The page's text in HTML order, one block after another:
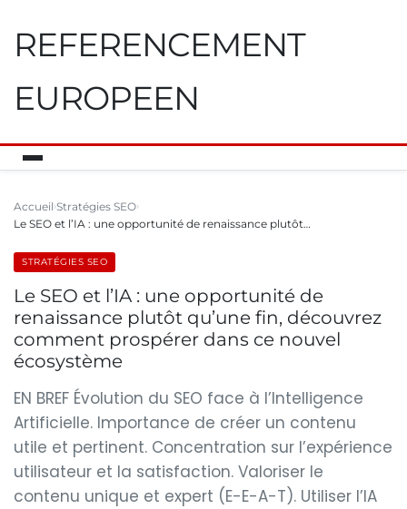
REFERENCEMENT
EUROPEEN
Accueil Stratégies SEO
Le SEO et l’IA : une opportunité de renaissance plutôt…
STRATÉGIES SEO
Le SEO et l’IA : une opportunité de
renaissance plutôt qu’une fin, découvrez
comment prospérer dans ce nouvel
écosystème
EN BREF Évolution du SEO face à l’Intelligence
Artificielle. Importance de créer un contenu
utile et pertinent. Concentration sur l’expérience
utilisateur et la satisfaction. Valoriser le
contenu unique et expert (E-E-A-T). Utiliser l’IA